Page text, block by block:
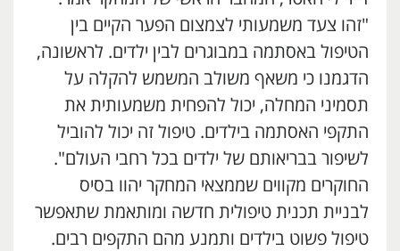
"זהו צעד משמעותי לצמצום הפער הקיים בין
הטיפול באסתמה במבוגרים לבין ילדים. לראשונה,
הדגמנו כי משאף משולב המשמש להקלה על
תסמיני המחלה, יכול להפחית משמעותית את
התקפי האסתמה בילדים. טיפול זה יכול להוביל
לשיפור בבריאותם של ילדים בכל רחבי העולם".
החוקרים מקווים שממצאי המחקר יהוו בסיס
לבניית תכנית טיפולית חדשה ומותאמת שתאפשר
טיפול פשוט בילדים ותמנע מהם התקפים רבים.